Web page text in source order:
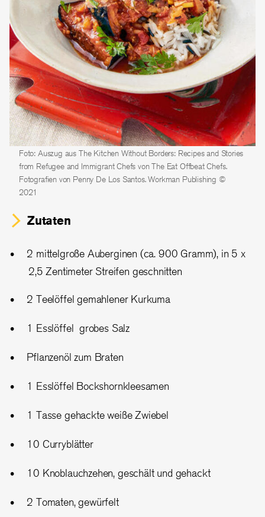
Foto: Auszug aus The Kitchen Without Borders: Recipes and Stories
from Refugee and Immigrant Chefs von The Eat Offbeat Chefs.
Fotografien von Penny De Los Santos. Workman Publishing ©
2021
Zutaten
2 mittelgroße Auberginen (ca. 900 Gramm), in 5 x
2,5 Zentimeter Streifen geschnitten
2 Teelöffel gemahlener Kurkuma
1 Esslöffel grobes Salz
Pflanzenöl zum Braten
1 Esslöffel Bockshornkleesamen
1 Tasse gehackte weiße Zwiebel
10 Curryblätter
10 Knoblauchzehen, geschält und gehackt
2 Tomaten, gewürfelt